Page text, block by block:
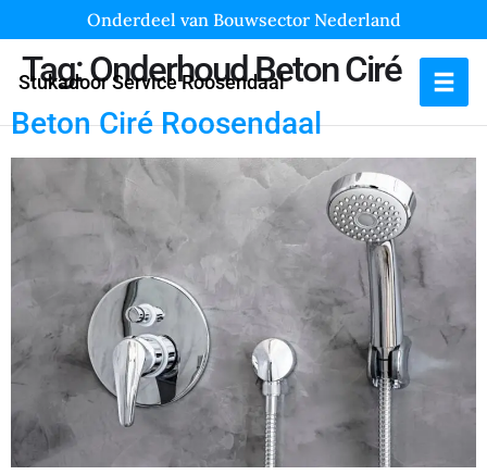
Onderdeel van Bouwsector Nederland
Stukadoor Service Roosendaal
Tag:Onderhoud Beton Ciré
Beton Ciré Roosendaal